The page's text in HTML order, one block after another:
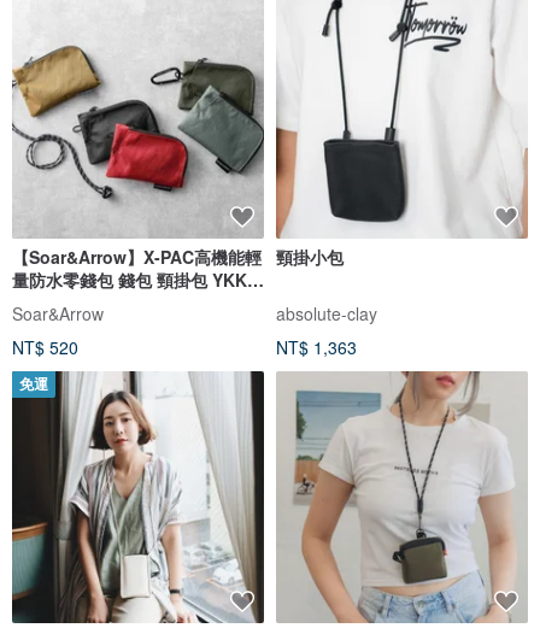
【Soar&Arrow】X-PAC高機能輕
量防水零錢包 錢包 頸掛包 YKK拉
鍊
Soar&Arrow
NT$ 520
頸掛小包
absolute-clay
NT$ 1,363
免運